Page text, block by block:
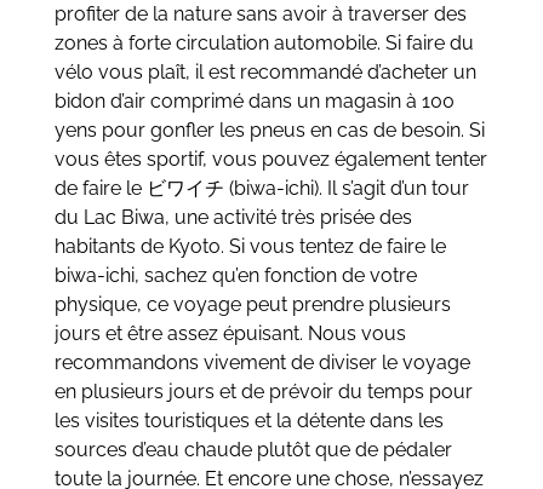
profiter de la nature sans avoir à traverser des
zones à forte circulation automobile. Si faire du
vélo vous plaît, il est recommandé d’acheter un
bidon d’air comprimé dans un magasin à 100
yens pour gonfler les pneus en cas de besoin. Si
vous êtes sportif, vous pouvez également tenter
de faire le ビワイチ (biwa-ichi). Il s’agit d’un tour
du Lac Biwa, une activité très prisée des
habitants de Kyoto. Si vous tentez de faire le
biwa-ichi, sachez qu’en fonction de votre
physique, ce voyage peut prendre plusieurs
jours et être assez épuisant. Nous vous
recommandons vivement de diviser le voyage
en plusieurs jours et de prévoir du temps pour
les visites touristiques et la détente dans les
sources d’eau chaude plutôt que de pédaler
toute la journée. Et encore une chose, n’essayez